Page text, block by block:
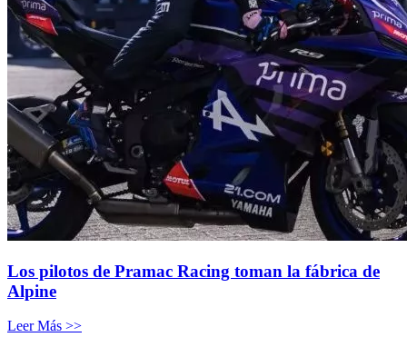
Los pilotos de Pramac Racing toman la fábrica de
Alpine
Leer Más >>